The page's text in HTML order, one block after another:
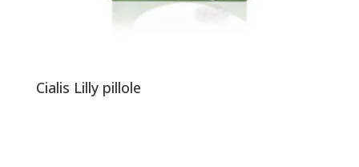
Cialis Lilly pillole